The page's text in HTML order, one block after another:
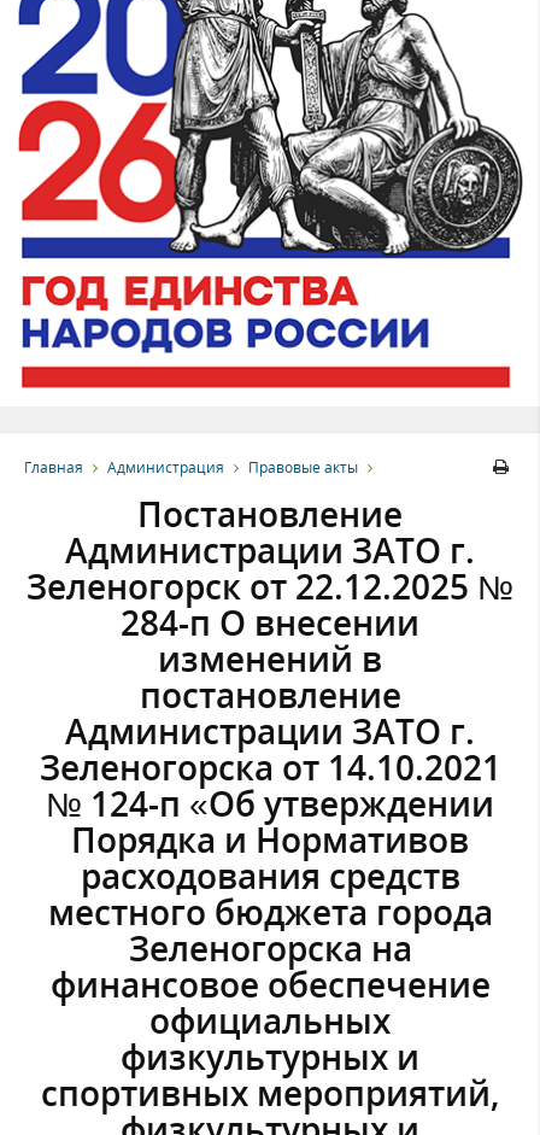
Главная Администрация Правовые акты
Постановление
Администрации ЗАТО г.
Зеленогорск от 22.12.2025 №
284-п О внесении
изменений в
постановление
Администрации ЗАТО г.
Зеленогорска от 14.10.2021
№ 124-п «Об утверждении
Порядка и Нормативов
расходования средств
местного бюджета города
Зеленогорска на
финансовое обеспечение
официальных
физкультурных и
спортивных мероприятий,